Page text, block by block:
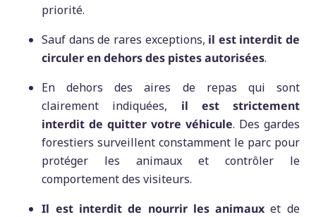
priorité.
Sauf dans de rares exceptions, il est interdit de
circuler en dehors des pistes autorisées.
En dehors des aires de repas qui sont
clairement indiquées, il est strictement
interdit de quitter votre véhicule. Des gardes
forestiers surveillent constamment le parc pour
protéger les animaux et contrôler le
comportement des visiteurs.
Il est interdit de nourrir les animauxet de